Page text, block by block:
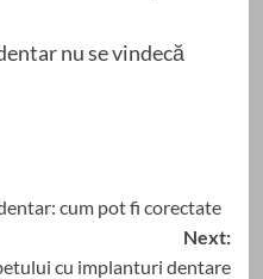
nu se vindecă
cum pot fi corectate
Next:
cu implanturi dentare